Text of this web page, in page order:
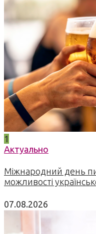
1
Актуально
Міжнародний день
можливості
07.08.2026